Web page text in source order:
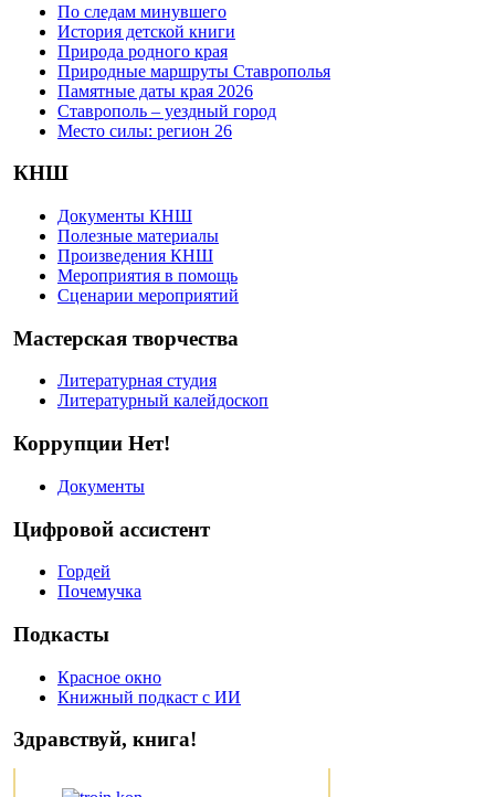
По следам минувшего
История детской книги
Природа родного края
Природные маршруты Ставрополья
Памятные даты края 2026
Ставрополь – уездный город
Место силы: регион 26
КНШ
Документы КНШ
Полезные материалы
Произведения КНШ
Мероприятия в помощь
Сценарии мероприятий
Мастерская творчества
Литературная студия
Литературный калейдоскоп
Коррупции Нет!
Документы
Цифровой ассистент
Гордей
Почемучка
Подкасты
Красное окно
Книжный подкаст с ИИ
Здравствуй, книга!